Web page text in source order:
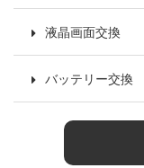
液晶画面交換
バッテリー交換